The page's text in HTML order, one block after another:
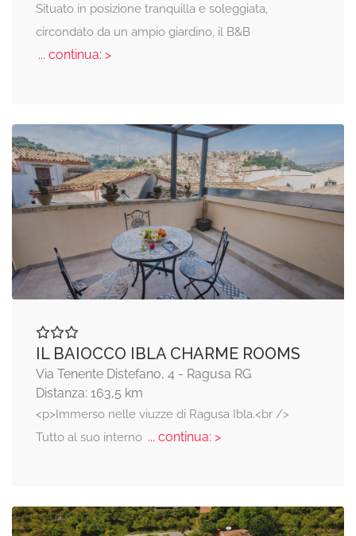
Situato in posizione tranquilla e soleggiata,
circondato da un ampio giardino, il B&B
... continua: >
IL BAIOCCO IBLA CHARME ROOMS
Via Tenente Distefano, 4 - Ragusa RG
Distanza: 163,5 km
<p>Immerso nelle viuzze di Ragusa Ibla.<br />
Tutto al suo interno... continua: >